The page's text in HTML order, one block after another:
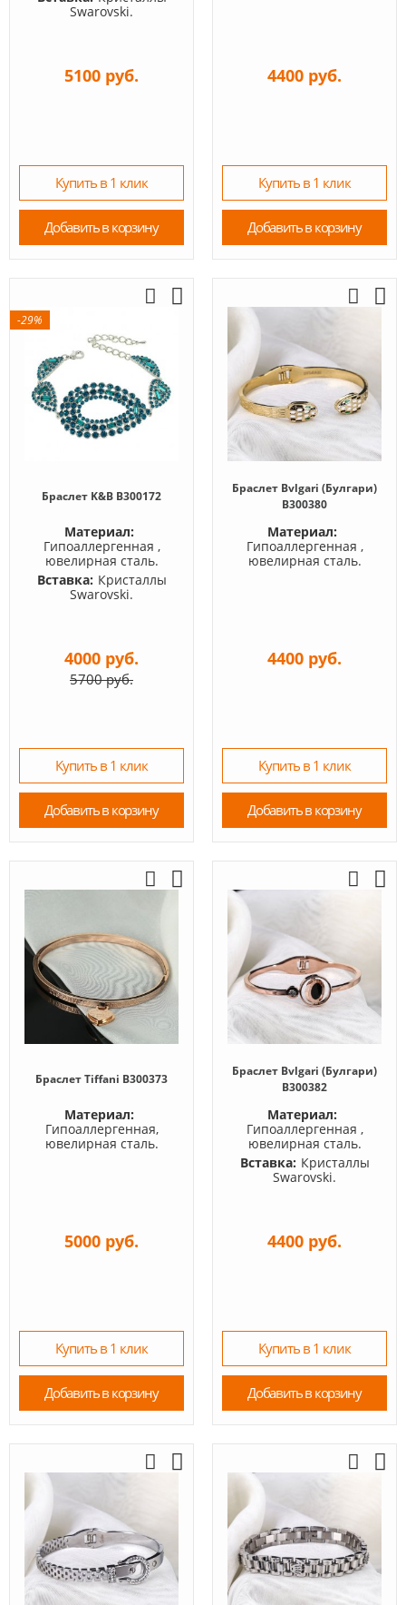
Swarovski.
5100 руб.
Купить в 1 клик
Добавить в корзину
4400 руб.
Купить в 1 клик
Добавить в корзину
-29%
Браслет K&B B300172
Материал:
Гипоаллергенная ,
ювелирная сталь.
Вставка: Кристаллы
Swarovski.
4000 руб.
5700 руб.
Купить в 1 клик
Добавить в корзину
Браслет Bvlgari (Булгари)
B300380
Материал:
Гипоаллергенная ,
ювелирная сталь.
4400 руб.
Купить в 1 клик
Добавить в корзину
Браслет Tiffani B300373
Материал:
Гипоаллергенная,
ювелирная сталь.
5000 руб.
Купить в 1 клик
Добавить в корзину
Браслет Bvlgari (Булгари)
B300382
Материал:
Гипоаллергенная ,
ювелирная сталь.
Вставка: Кристаллы
Swarovski.
4400 руб.
Купить в 1 клик
Добавить в корзину